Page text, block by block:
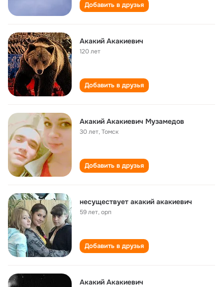
Добавить в друзья
Акакий Акакиевич
120 лет
Добавить в друзья
Акакий Акакиевич Музамедов
30 лет,Томск
Добавить в друзья
несуществует акакий акакиевич
59 лет,орп
Добавить в друзья
Акакий Акакиевич